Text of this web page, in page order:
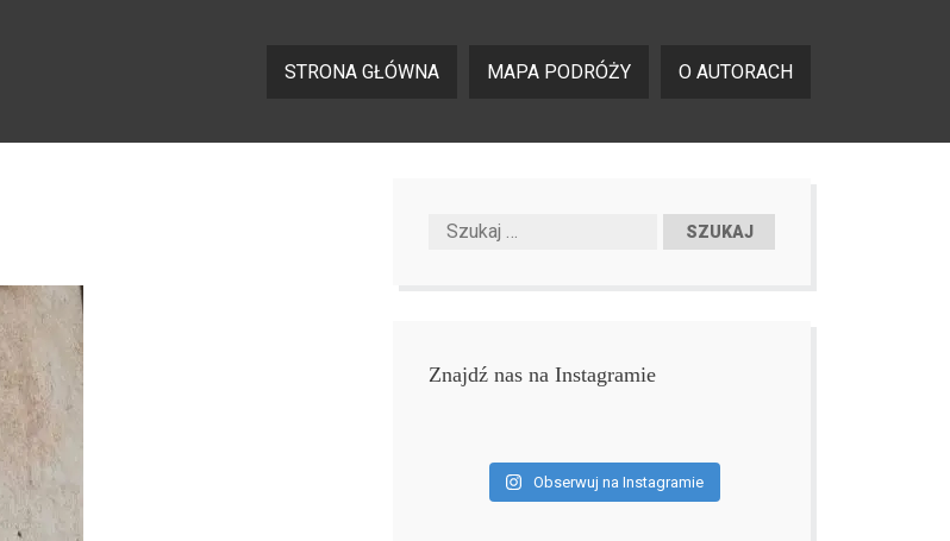
STRONA GŁÓWNA MAPA PODRÓŻY O AUTORACH
Znajdź nas na Instagramie
Obserwuj na Instagramie